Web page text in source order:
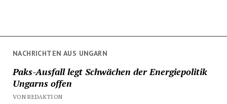
NACHRICHTEN AUS UNGARN
Paks-Ausfall legt Schwächen der Energiepolitik
Ungarns offen
VON REDAKTION